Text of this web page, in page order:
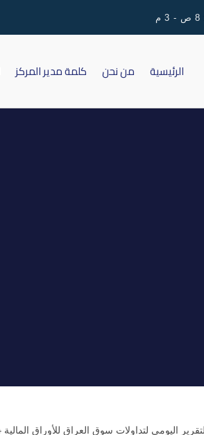
الرئيسية من نحن كلمة مدير المركز